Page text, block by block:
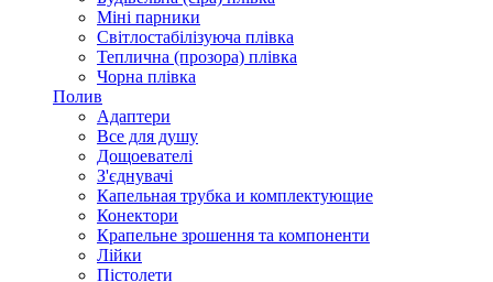
Міні парники
Світлостабілізуюча плівка
Теплична (прозора) плівка
Чорна плівка
Полив
Адаптери
Все для душу
Дощоевателі
З'єднувачі
Капельная трубка и комплектующие
Конектори
Крапельне зрошення та компоненти
Лійки
Пістолети